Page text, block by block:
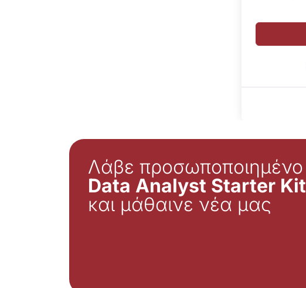
Λάβε προσωποποιημένο
Data Analyst Starter Kit
και μάθαινε νέα μας